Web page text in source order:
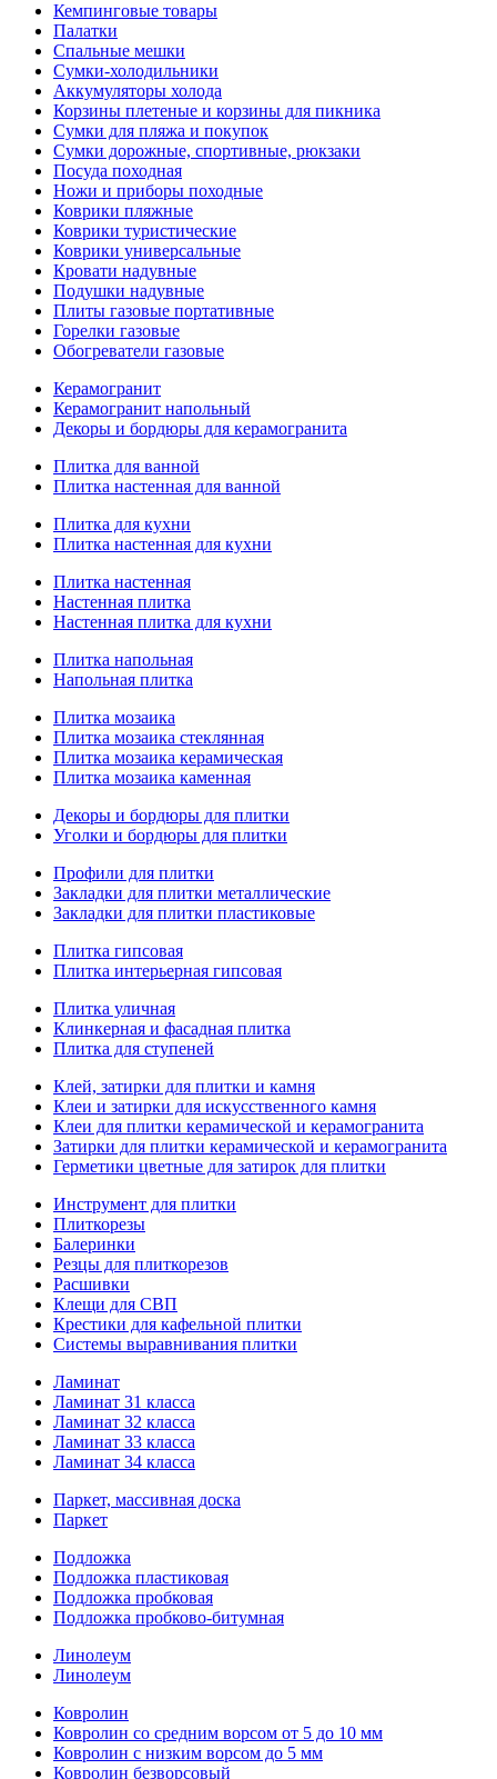
Кемпинговые товары
Палатки
Спальные мешки
Сумки-холодильники
Аккумуляторы холода
Корзины плетеные и корзины для пикника
Сумки для пляжа и покупок
Сумки дорожные, спортивные, рюкзаки
Посуда походная
Ножи и приборы походные
Коврики пляжные
Коврики туристические
Коврики универсальные
Кровати надувные
Подушки надувные
Плиты газовые портативные
Горелки газовые
Обогреватели газовые
Керамогранит
Керамогранит напольный
Декоры и бордюры для керамогранита
Плитка для ванной
Плитка настенная для ванной
Плитка для кухни
Плитка настенная для кухни
Плитка настенная
Настенная плитка
Настенная плитка для кухни
Плитка напольная
Напольная плитка
Плитка мозаика
Плитка мозаика стеклянная
Плитка мозаика керамическая
Плитка мозаика каменная
Декоры и бордюры для плитки
Уголки и бордюры для плитки
Профили для плитки
Закладки для плитки металлические
Закладки для плитки пластиковые
Плитка гипсовая
Плитка интерьерная гипсовая
Плитка уличная
Клинкерная и фасадная плитка
Плитка для ступеней
Клей, затирки для плитки и камня
Клеи и затирки для искусственного камня
Клеи для плитки керамической и керамогранита
Затирки для плитки керамической и керамогранита
Герметики цветные для затирок для плитки
Инструмент для плитки
Плиткорезы
Балеринки
Резцы для плиткорезов
Расшивки
Клещи для СВП
Крестики для кафельной плитки
Системы выравнивания плитки
Ламинат
Ламинат 31 класса
Ламинат 32 класса
Ламинат 33 класса
Ламинат 34 класса
Паркет, массивная доска
Паркет
Подложка
Подложка пластиковая
Подложка пробковая
Подложка пробково-битумная
Линолеум
Линолеум
Ковролин
Ковролин со средним ворсом от 5 до 10 мм
Ковролин с низким ворсом до 5 мм
Ковролин безворсовый